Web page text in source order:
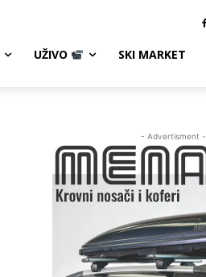
UŽIVO SKI MARKET
- Advertisment -